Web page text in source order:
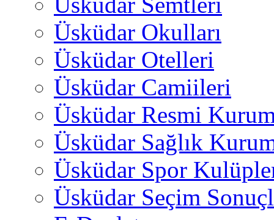
Üsküdar Okulları
Üsküdar Otelleri
Üsküdar Camiileri
Üsküdar Resmi
Üsküdar Sağlık
Üsküdar Spor
Üsküdar Seçim